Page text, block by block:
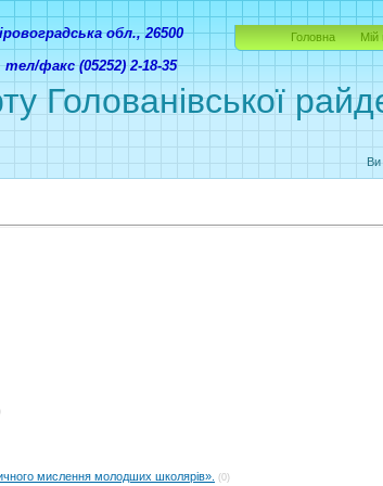
Ви
Голованівської
обл., 26500
факс (05252) 2-18-35
Головна Мій
мислення молодших школярів». (0)